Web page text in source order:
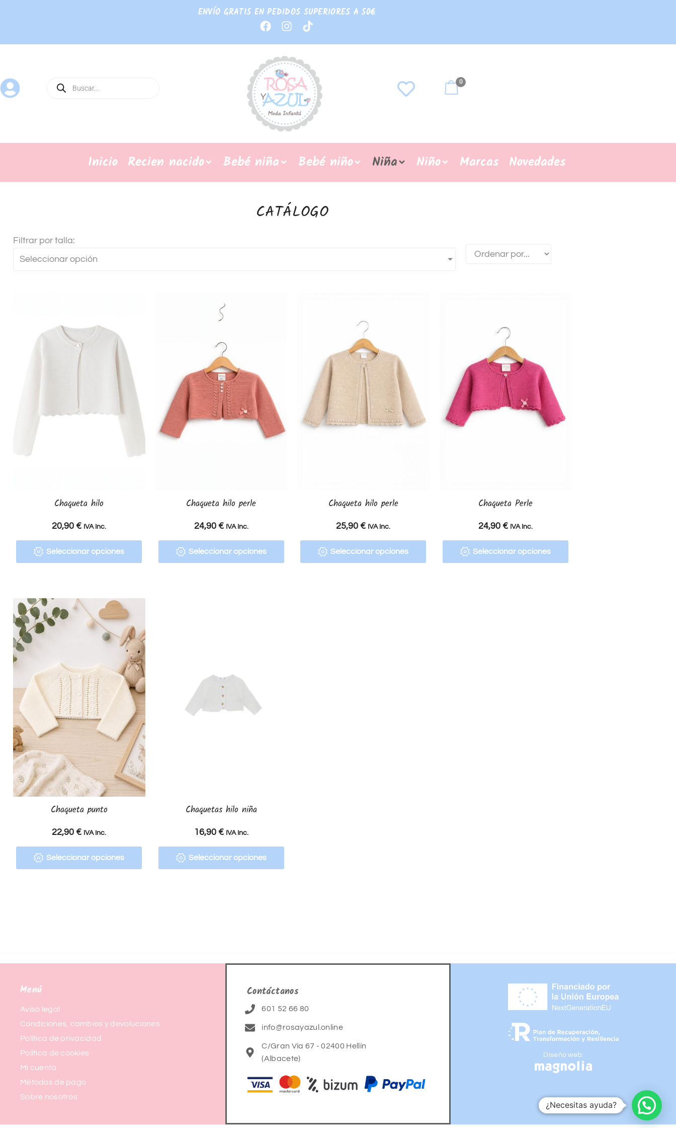
ENVÍO GRATIS EN PEDIDOS SUPERIORES A 50€
0
Inicio Recien nacido Bebé niña Bebé niño Niña Niño Marcas Novedades
CATÁLOGO
Filtrar por talla:
Seleccionar opción
Chaqueta hilo
20,90€ IVA Inc.
Seleccionar opciones
Chaqueta hilo perle
24,90 € IVA Inc.
Seleccionar opciones
Chaqueta hilo perle
25,90€ IVA Inc.
Seleccionar opciones
Chaqueta Perle
24,90 € IVA Inc.
Seleccionar opciones
Chaqueta punto
22,90€ IVA Inc.
Seleccionar opciones
Chaquetas hilo niña
16,90 € IVA Inc.
Seleccionar opciones
Menú
Aviso legal
Condiciones, cambios y devoluciones
Política de privacidad
Política de cookies
Mi cuenta
Métodos de pago
Sobre nosotros
Contáctanos
601 52 66 80
info@rosayazul.online
C/Gran Vía 67 - 02400 Hellín
(Albacete)
Diseño web:
¿Necesitas ayuda?